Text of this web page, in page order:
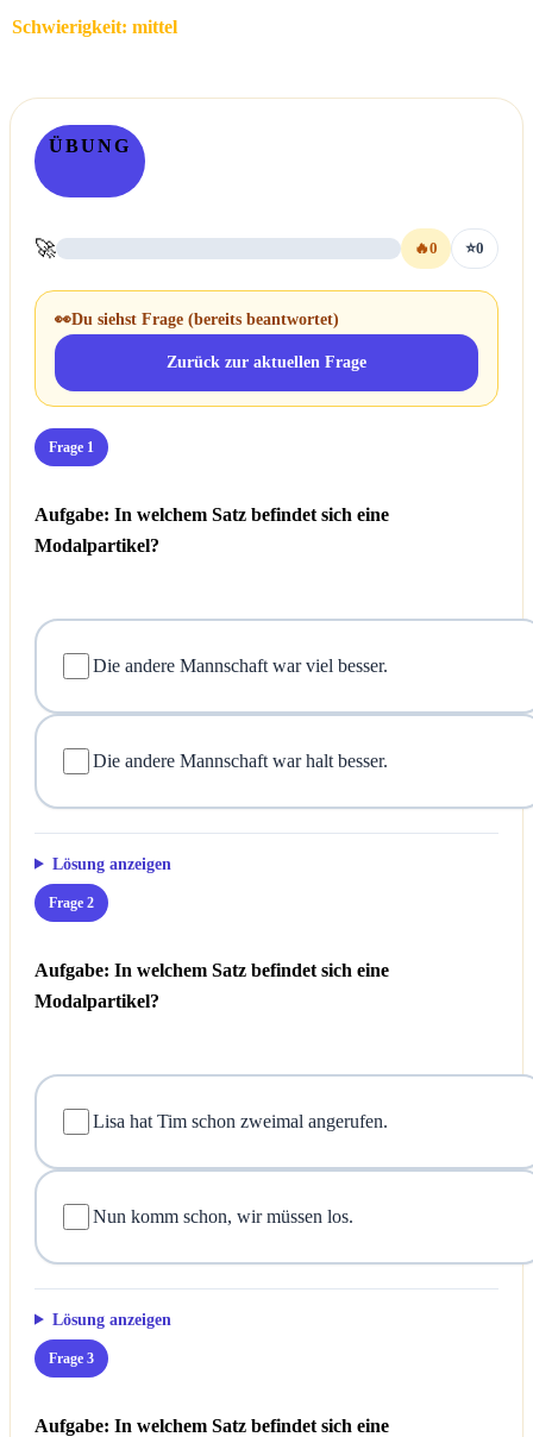
Schwierigkeit: mittel
ÜBUNG
🚀 🔥0 ⭐0
👀Du siehst Frage (bereits beantwortet)
Zurück zur aktuellen Frage
Frage 1
Aufgabe: In welchem Satz befindet sich eine
Modalpartikel?
Die andere Mannschaft war viel besser.
Die andere Mannschaft war halt besser.
Lösung anzeigen
Frage 2
Aufgabe: In welchem Satz befindet sich eine
Modalpartikel?
Lisa hat Tim schon zweimal angerufen.
Nun komm schon, wir müssen los.
Lösung anzeigen
Frage 3
Aufgabe: In welchem Satz befindet sich eine